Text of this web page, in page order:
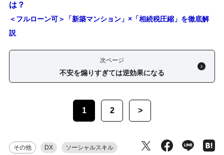
は？
＜フルローン可＞「新築マンション」×「相続税圧縮」を徹底解
説
次ページ
不安を煽りすぎては逆効果になる
1 2 >
その他 DX ソーシャルスキル